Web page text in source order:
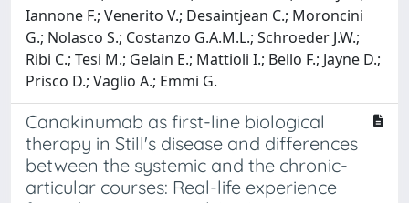
Iannone F.; Venerito V.; Desaintjean C.; Moroncini
G.; Nolasco S.; Costanzo G.A.M.L.; Schroeder J.W.;
Ribi C.; Tesi M.; Gelain E.; Mattioli I.; Bello F.; Jayne D.;
Prisco D.; Vaglio A.; Emmi G.
Canakinumab as first-line biological
therapy in Still's disease and differences
between the systemic and the chronic-
articular courses: Real-life experience